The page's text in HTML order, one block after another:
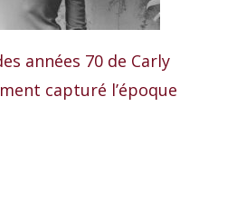
années 70 de Carly
capturé l’époque